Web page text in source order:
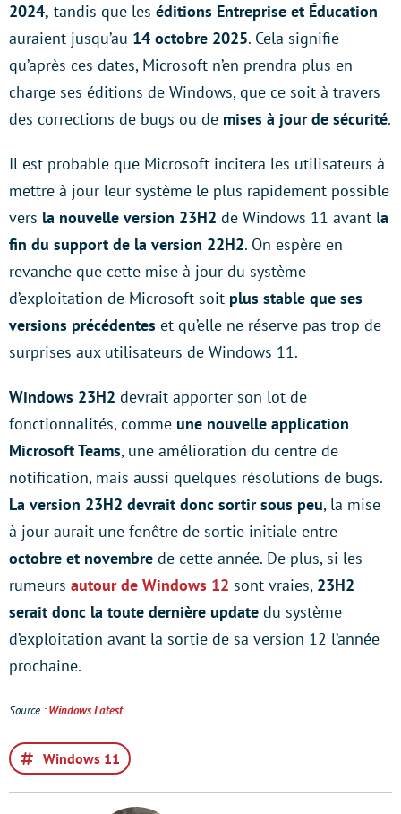
2024, tandis que les éditions Entreprise et Éducation
auraient jusqu’au 14 octobre 2025. Cela signifie
qu’après ces dates, Microsoft n’en prendra plus en
charge ses éditions de Windows, que ce soit à travers
des corrections de bugs ou de mises à jour de sécurité.
Il est probable que Microsoft incitera les utilisateurs à
mettre à jour leur système le plus rapidement possible
vers la nouvelle version 23H2 de Windows 11 avant la
fin du support de la version 22H2. On espère en
revanche que cette mise à jour du système
d’exploitation de Microsoft soit plus stable que ses
versions précédentes et qu’elle ne réserve pas trop de
surprises aux utilisateurs de Windows 11.
Windows 23H2 devrait apporter son lot de
fonctionnalités, comme une nouvelle application
Microsoft Teams, une amélioration du centre de
notification, mais aussi quelques résolutions de bugs.
La version 23H2 devrait donc sortir sous peu, la mise
à jour aurait une fenêtre de sortie initiale entre
octobre et novembre de cette année. De plus, si les
rumeurs autour de Windows 12 sont vraies, 23H2
serait donc la toute dernière update du système
d’exploitation avant la sortie de sa version 12 l’année
prochaine.
Source :Windows Latest
Windows 11